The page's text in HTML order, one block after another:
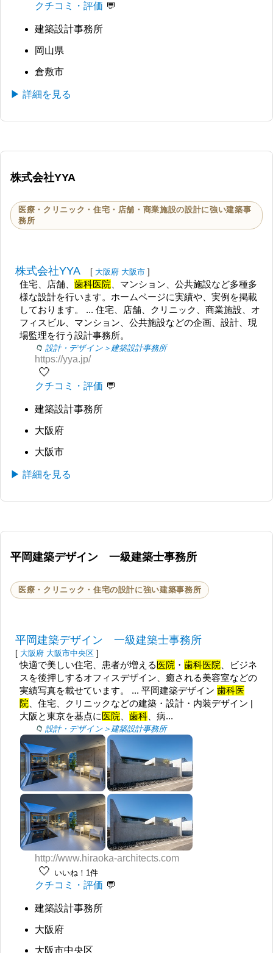
クチコミ・評価
建築設計事務所
岡山県
倉敷市
▶ 詳細を見る
株式会社YYA
医療・クリニック・住宅・店舗・商業施設の設計に強い建築事
務所
株式会社YYA [ 大阪府 大阪市 ]
住宅、店舗、歯科医院 、マンション、公共施設など多種多
様な設計を行います。ホームページに実績や、実例を掲載
しております。 ... 住宅、店舗、クリニック、商業施設、オ
フィスビル、マンション、公共施設などの企画、設計、現
場監理を行う設計事務所。
設計・デザイン＞建築設計事務所
https://yya.jp/
🤍
クチコミ・評価
建築設計事務所
大阪府
大阪市
▶ 詳細を見る
平岡建築デザイン 一級建築士事務所
医療・クリニック・住宅の設計に強い建築事務所
平岡建築デザイン 一級建築士事務所
[ 大阪府 大阪市中央区 ]
快適で美しい住宅、患者が増える医院 ・歯科医院 、ビジネ
スを後押しするオフィスデザイン、癒される美容室などの
実績写真を載せています。 ... 平岡建築デザイン歯科医
院 、住宅、クリニックなどの建築・設計・内装デザイン |
大阪と東京を基点に医院 、歯科 、病...
設計・デザイン＞建築設計事務所
http://www.hiraoka-architects.com
🤍 いいね！1件
クチコミ・評価
建築設計事務所
大阪府
大阪市中央区